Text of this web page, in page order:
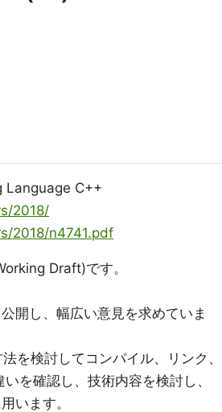
Language C++
2018/
2018/n4741.pdf
Draft)です。
開し、幅広い意見を求めていま
を検討してコンパイル、リンク、
を確認し、技術内容を検討し、
います。